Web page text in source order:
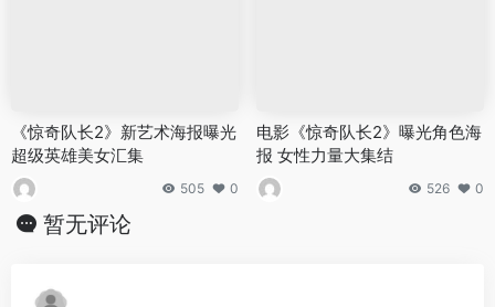
《惊奇队长2》新艺术海报曝光
超级英雄美女汇集
505 0
电影《惊奇队长2》曝光角色海
报 女性力量大集结
526 0
暂无评论